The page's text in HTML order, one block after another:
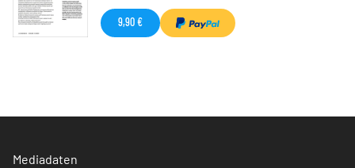
9,90 €
Mediadaten